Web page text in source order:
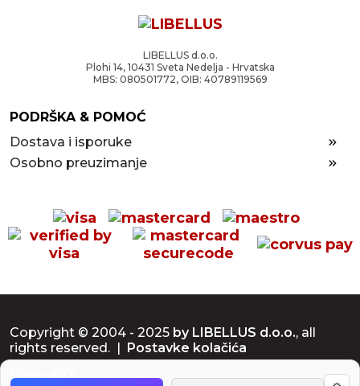
LIBELLUS d.o.o.
Plohi 14, 10431 Sveta Nedelja - Hrvatska
MBS: 080501772, OIB: 40789119569
PODRŠKA & POMOĆ
Dostava i isporuke
Osobno preuzimanje
Copyright © 2004 - 2025 by LIBELLUS d.o.o., all
rights reserved. | Postavke kolačića
Crew 803